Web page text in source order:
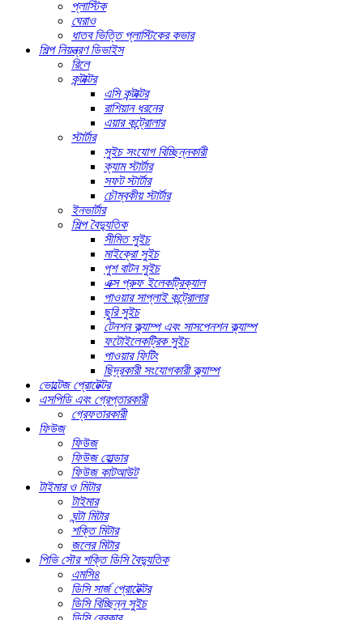
প্লাস্টিক
ঘেরাও
ধাতব ভিত্তি প্লাস্টিকের কভার
শিল্প নিয়ন্ত্রণ ডিভাইস
রিলে
কন্টাক্টর
এসি কন্টাক্টর
রাশিয়ান ধরনের
এয়ার কন্ট্রোলার
স্টার্টার
সুইচ সংযোগ বিচ্ছিন্নকারী
ক্যাম স্টার্টার
সফট স্টার্টার
চৌম্বকীয় স্টার্টার
ইনভার্টার
শিল্প বৈদ্যুতিক
সীমিত সুইচ
মাইক্রো সুইচ
পুশ বাটন সুইচ
এক্স প্রুফ ইলেকট্রিক্যাল
পাওয়ার সাপ্লাই কন্ট্রোলার
ছুরি সুইচ
টেনশন ক্ল্যাম্প এবং সাসপেনশন ক্ল্যাম্প
ফটোইলেকট্রিক সুইচ
পাওয়ার ফিটিং
ছিদ্রকারী সংযোগকারী ক্ল্যাম্প
ভোল্টেজ প্রোটেক্টর
এসপিডি এবং গ্রেপ্তারকারী
গ্রেফতারকারী
ফিউজ
ফিউজ
ফিউজ হোল্ডার
ফিউজ কাটআউট
টাইমার ও মিটার
টাইমার
ঘন্টা মিটার
শক্তি মিটার
জলের মিটার
পিভি সৌর শক্তি ডিসি বৈদ্যুতিক
এমসি৪
ডিসি সার্জ প্রোটেক্টর
ডিসি বিচ্ছিন্ন সুইচ